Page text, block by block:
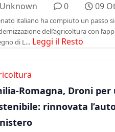
Unknown 0 09
italiano ha compiuto un passo
dell’agricoltura con
di L... Leggi il Resto
Romagna, Droni per
rinnovata